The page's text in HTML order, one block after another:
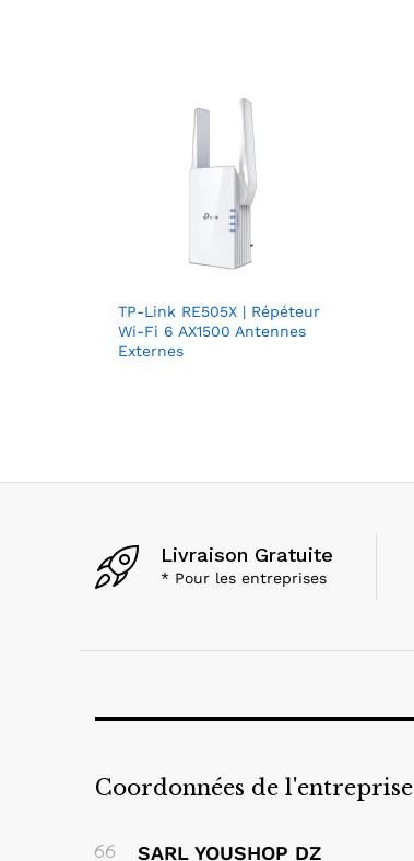
TP-Link RE505X | Répéteur
Wi-Fi 6 AX1500 Antennes
Externes
Livraison Gratuite
* Pour les entreprises
Coordonnées de l'entreprise
SARL YOUSHOP DZ